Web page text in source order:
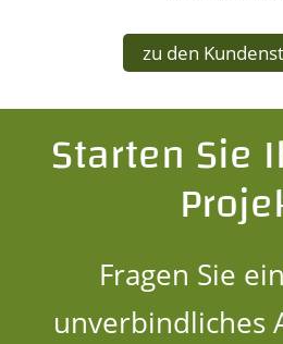
zu den
Starten Sie
Fragen Sie
unverbindliches